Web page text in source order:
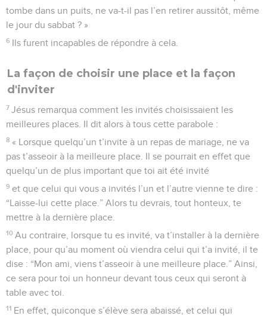
tombe dans un puits, ne va-t-il pas l’en retirer aussitôt, même
le jour du sabbat ? »
6 Ils furent incapables de répondre à cela.
La façon de choisir une place et la façon
d'inviter
7 Jésus remarqua comment les invités choisissaient les
meilleures places. Il dit alors à tous cette parabole :
8 « Lorsque quelqu’un t’invite à un repas de mariage, ne va
pas t’asseoir à la meilleure place. Il se pourrait en effet que
quelqu’un de plus important que toi ait été invité
9 et que celui qui vous a invités l’un et l’autre vienne te dire :
“Laisse-lui cette place.” Alors tu devrais, tout honteux, te
mettre à la dernière place.
10 Au contraire, lorsque tu es invité, va t’installer à la dernière
place, pour qu’au moment où viendra celui qui t’a invité, il te
dise : “Mon ami, viens t’asseoir à une meilleure place.” Ainsi,
ce sera pour toi un honneur devant tous ceux qui seront à
table avec toi.
11 En effet, quiconque s’élève sera abaissé, et celui qui